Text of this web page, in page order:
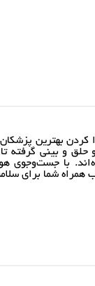
کردن بهترین
و بینی گرفته
با جست‌وجوی
همراه شما برای